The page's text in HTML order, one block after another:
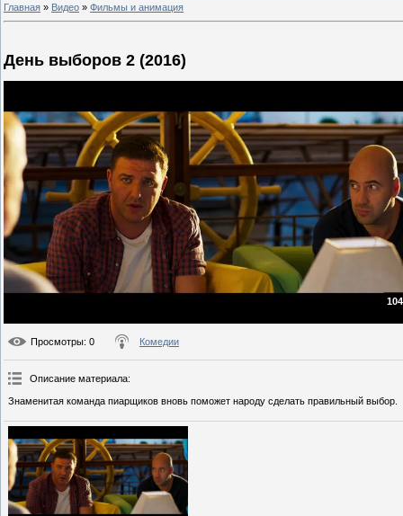
Главная » Видео » Фильмы и анимация
День выборов 2 (2016)
Просмотры: 0 Комедии
Описание материала:
Знаменитая команда пиарщиков вновь поможет народу сделать правильный выбор.